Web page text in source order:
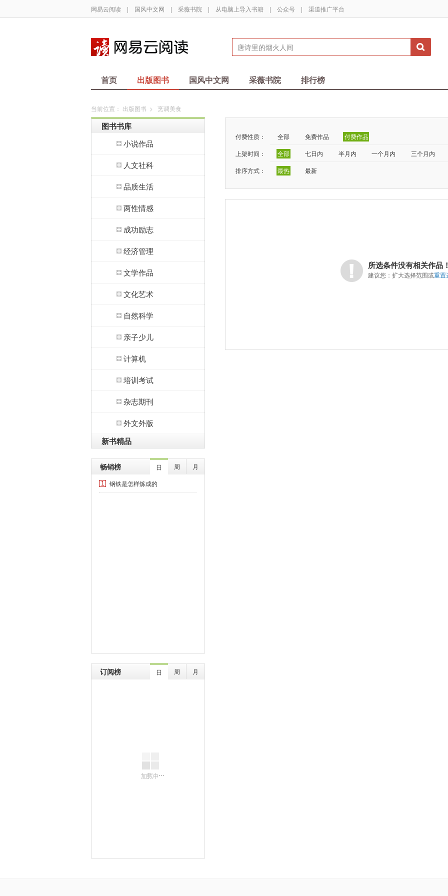
网易云阅读 | 国风中文网 | 采薇书院 | 从电脑上导入书籍 | 公众号 | 渠道推广平台
首页 出版图书 国风中文网 采薇书院 排行榜
当前位置： 出版图书 > 烹调美食
图书书库
小说作品
人文社科
品质生活
两性情感
成功励志
经济管理
文学作品
文化艺术
自然科学
亲子少儿
计算机
培训考试
杂志期刊
外文外版
新书精品
畅销榜 日 周 月
1 钢铁是怎样炼成的
订阅榜 日 周 月
付费性质： 全部 免费作品
付费作品
上架时间：
全部 七日内 半月内 一个月内
三个月内
排序方式：
最热 最新
所选条件没有相关作品！
建议您：扩大选择范围或重置